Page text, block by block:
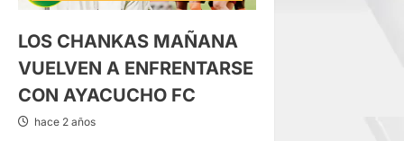
LOS CHANKAS MAÑANA
VUELVEN A ENFRENTARSE
CON AYACUCHO FC
hace 2 años